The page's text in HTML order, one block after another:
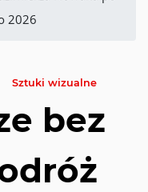
2026
Sztuki wizualne
bez